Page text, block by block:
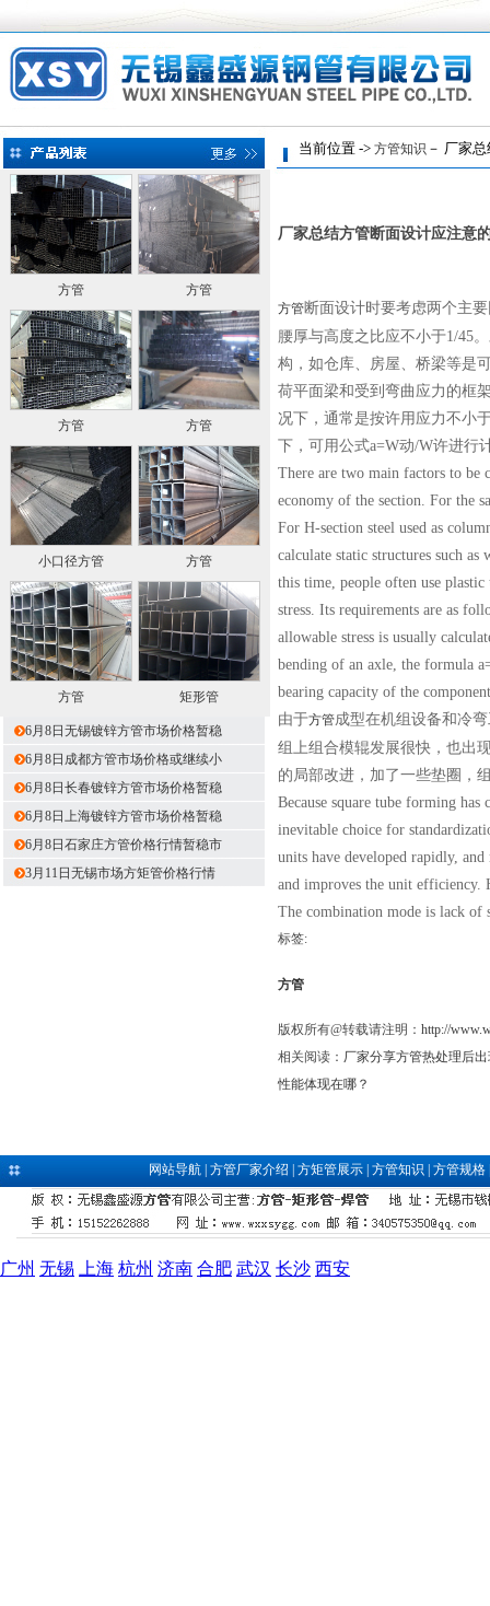
方管 方管
方管 方管
小口径方管 方管
方管 矩形管
6月8日无锡镀锌方管市场价格暂稳
6月8日成都方管市场价格或继续小
6月8日长春镀锌方管市场价格暂稳
6月8日上海镀锌方管市场价格暂稳
6月8日石家庄方管价格行情暂稳市
3月11日无锡市场方矩管价格行情
当前位置 -> 方管知识 － 厂家
厂家总结方管断面设计应注意
方管断面设计时要考虑两个主
腰厚与高度之比应不小于1/45
构，如仓库、房屋、桥梁等是
荷平面梁和受到弯曲应力的框
况下，通常是按许用应力不小
下，可用公式a=W动/W许进行
There are two main factors to be
economy of the section. For the
For H-section steel used as
calculate static structures such
this time, people often use
stress. Its requirements are as
allowable stress is usually
bending of an axle, the formula
bearing capacity of the
由于方管成型在机组设备和冷
组上组合模辊发展很快，也出
的局部改进，加了一些垫圈，
Because square tube forming
inevitable choice for
units have developed rapidly,
and improves the unit efficiency.
The combination mode is lack of
标签:
方管
版权所有@转载请注明： http://
相关阅读： 厂家分享方管热处理后
性能体现在哪？
网站导航| 方管厂家介绍 方矩管展示| 方管知识 方管规格
广州 无锡 上海 杭州 济南 合肥 武汉 长沙 西安